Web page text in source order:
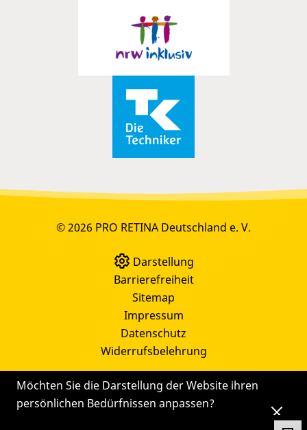
Möchten Sie die Darstellung der Website ihren
persönlichen Bedürfnissen anpassen?
© 2026 PRO RETINA Deutschland e. V.
Darstellung
Barrierefreiheit
Sitemap
Impressum
Datenschutz
Widerrufsbelehrung